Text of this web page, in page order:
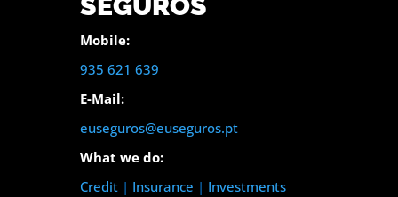
Mobile:
935 621 639
E-Mail:
euseguros@euseguros.pt
What we do:
Credit| Insurance | Investments